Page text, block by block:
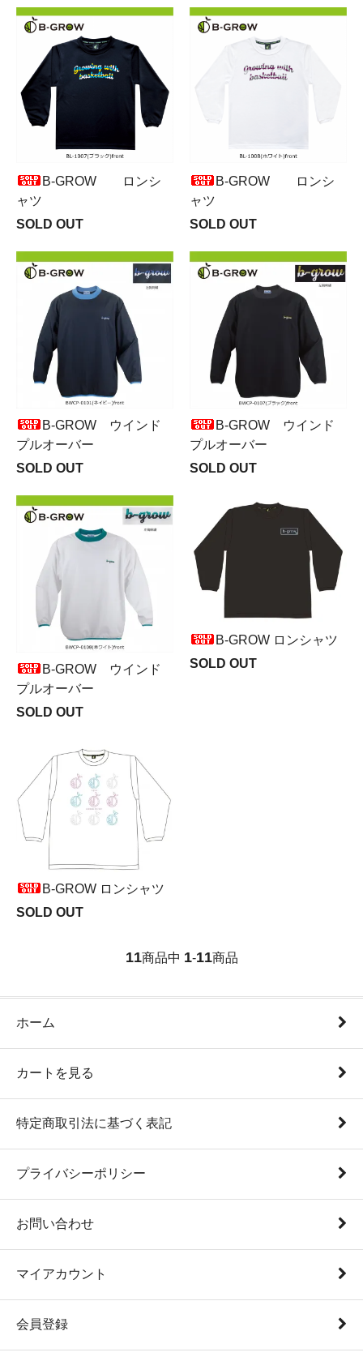
B-GRОW ロンシ
ャツ
SOLD OUT
B-GRОW ロンシ
ャツ
SOLD OUT
B-GRОW ウインド
プルオーバー
SOLD OUT
B-GRОW ウインド
プルオーバー
SOLD OUT
B-GRОW ウインド
プルオーバー
SOLD OUT
B-GROW ロンシャツ
SOLD OUT
B-GROW ロンシャツ
SOLD OUT
11商品中 1-11商品
ホーム
カートを見る
特定商取引法に基づく表記
プライバシーポリシー
お問い合わせ
マイアカウント
会員登録